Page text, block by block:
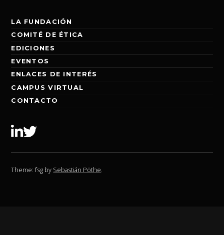
LA FUNDACIÓN
COMITÉ DE ÉTICA
EDICIONES
EVENTOS
ENLACES DE INTERÉS
CAMPUS VIRTUAL
CONTACTO
Linkedin
Twitter
Theme: fsg by Sebastián Pöthe.